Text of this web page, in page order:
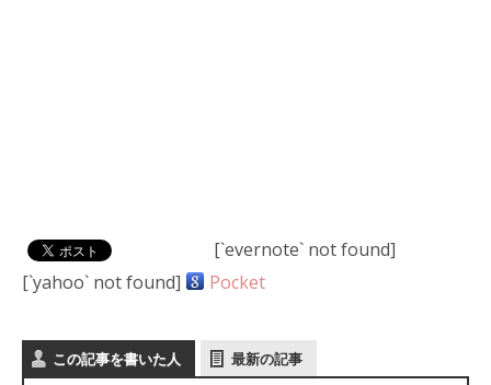
[`evernote` not found]
[`yahoo` not found]
Pocket
この記事を書いた人 最新の記事